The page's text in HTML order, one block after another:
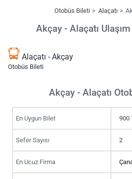
Otobüs Bileti Alaçatı
Akçay - Alaçatı
Alaçatı - Akçay
Otobüs Bileti
Akçay - Alaçatı
En Uygun Bilet 900
Sefer Sayısı 2
En Ucuz Firma